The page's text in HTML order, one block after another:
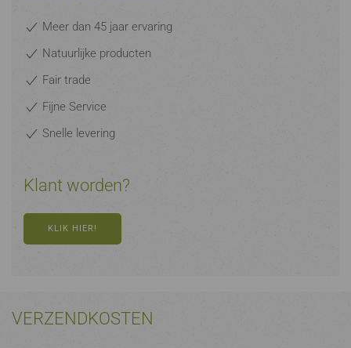
Meer dan 45 jaar ervaring
Natuurlijke producten
Fair trade
Fijne Service
Snelle levering
Klant worden?
KLIK HIER!
VERZENDKOSTEN